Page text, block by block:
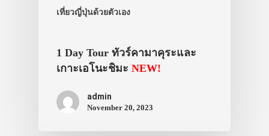
เที่ยวญี่ปุ่นด้วยตัวเอง
1 Day Tour ทัวร์คามาคุระและ
เกาะเอโนะชิมะ NEW!
admin
November 20, 2023